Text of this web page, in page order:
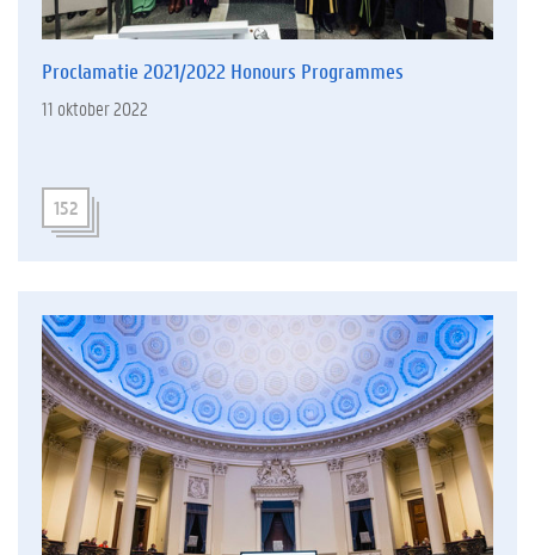
Proclamatie 2021/2022 Honours Programmes
11 oktober 2022
152